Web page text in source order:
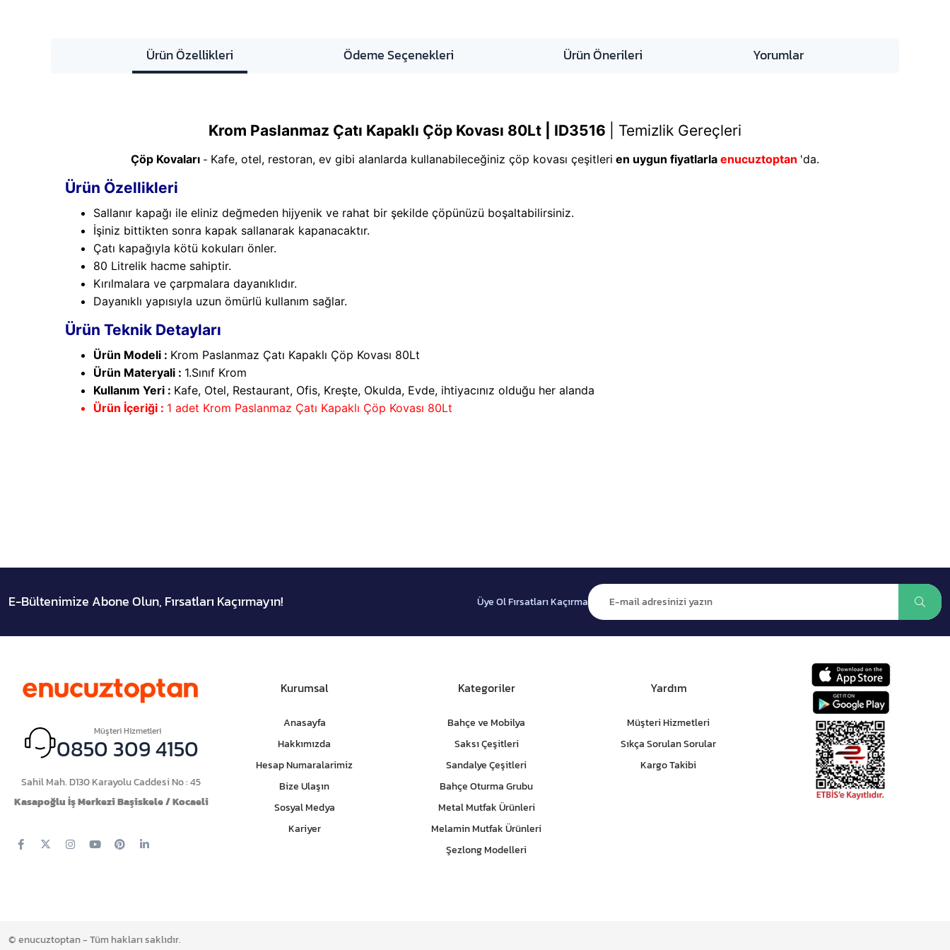
Ürün Özellikleri Ödeme Seçenekleri Ürün Önerileri Yorumlar
Krom Paslanmaz Çatı Kapaklı Çöp Kovası 80Lt | ID3516 Temizlik Gereçleri
Çöp Kovaları - Kafe, otel, restoran, ev gibi alanlarda kullanabileceğiniz çöp kovası çeşitleri en uygun fiyatlarla enucuztoptan 'da.
Ürün Özellikleri
Sallanır kapağı ile eliniz değmeden hijyenik ve rahat bir şekilde çöpünüzü boşaltabilirsiniz.
İşiniz bittikten sonra kapak sallanarak kapanacaktır.
Çatı kapağıyla kötü kokuları önler.
80 Litrelik hacme sahiptir.
Kırılmalara ve çarpmalara dayanıklıdır.
Dayanıklı yapısıyla uzun ömürlü kullanım sağlar.
Ürün Teknik Detayları
Ürün Modeli : Krom Paslanmaz Çatı Kapaklı Çöp Kovası 80Lt
Ürün Materyali : 1.Sınıf Krom
Kullanım Yeri : Kafe, Otel, Restaurant, Ofis, Kreşte, Okulda, Evde, ihtiyacınız olduğu her alanda
Ürün İçeriği : 1 adet Krom Paslanmaz Çatı Kapaklı Çöp Kovası 80Lt
E-Bültenimize Abone Olun, Fırsatları Kaçırmayın! Üye Ol Fırsatları Kaçırma
Müşteri Hizmetleri
0850 309 4150
Sahil Mah. D130 Karayolu Caddesi No : 45
Kasapoğlu İş Merkezi Başiskele / Kocaeli
Kurumsal
Anasayfa
Hakkımızda
Hesap Numaralarimiz
Bize Ulaşın
Sosyal Medya
Kariyer
Kategoriler
Bahçe ve Mobilya
Saksı Çeşitleri
Sandalye Çeşitleri
Bahçe Oturma Grubu
Metal Mutfak Ürünleri
Melamin Mutfak Ürünleri
Şezlong Modelleri
Yardım
Müşteri Hizmetleri
Sıkça Sorulan Sorular
Kargo Takibi
© enucuztoptan - Tüm hakları saklıdır.